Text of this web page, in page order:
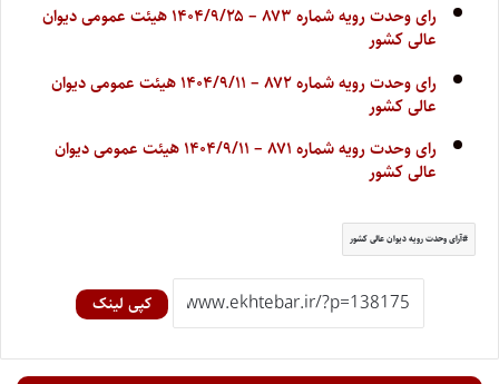
رای وحدت رویه شماره ۸۷۳ – ۱۴۰۴/۹/۲۵ هیئت عمومی دیوان
عالی کشور
رای وحدت رویه شماره ۸۷۲ – ۱۴۰۴/۹/۱۱ هیئت عمومی دیوان
عالی کشور
رای وحدت رویه شماره ۸۷۱ – ۱۴۰۴/۹/۱۱ هیئت عمومی دیوان
عالی کشور
آرای وحدت رویه دیوان عالی کشور
کپی لینک